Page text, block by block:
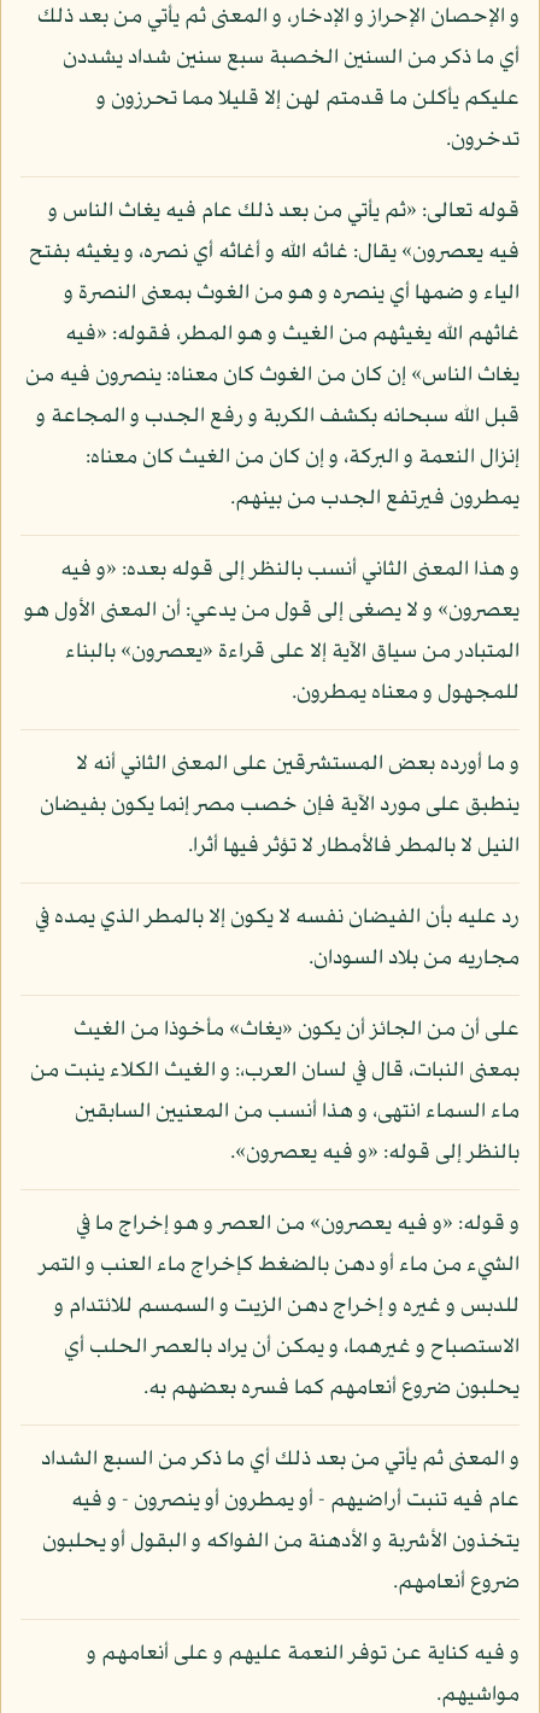
و الإحصان الإحراز و الإدخار، و المعنى ثم يأتي من بعد ذلك
أي ما ذكر من السنين الخصبة سبع سنين شداد يشددن
عليكم يأكلن ما قدمتم لهن إلا قليلا مما تحرزون و
تدخرون.
قوله تعالى: «ثم يأتي من بعد ذلك عام فيه يغاث الناس و
فيه يعصرون» يقال: غاثه الله و أغاثه أي نصره، و يغيثه بفتح
الياء و ضمها أي ينصره و هو من الغوث بمعنى النصرة و
غاثهم الله يغيثهم من الغيث و هو المطر، فقوله: «فيه
يغاث الناس» إن كان من الغوث كان معناه: ينصرون فيه من
قبل الله سبحانه بكشف الكربة و رفع الجدب و المجاعة و
إنزال النعمة و البركة، و إن كان من الغيث كان معناه:
يمطرون فيرتفع الجدب من بينهم.
و هذا المعنى الثاني أنسب بالنظر إلى قوله بعده: «و فيه
يعصرون» و لا يصغى إلى قول من يدعي: أن المعنى الأول هو
المتبادر من سياق الآية إلا على قراءة «يعصرون» بالبناء
للمجهول و معناه يمطرون.
و ما أورده بعض المستشرقين على المعنى الثاني أنه لا
ينطبق على مورد الآية فإن خصب مصر إنما يكون بفيضان
النيل لا بالمطر فالأمطار لا تؤثر فيها أثرا.
رد عليه بأن الفيضان نفسه لا يكون إلا بالمطر الذي يمده في
مجاريه من بلاد السودان.
على أن من الجائز أن يكون «يغاث» مأخوذا من الغيث
بمعنى النبات، قال في لسان العرب،: و الغيث الكلاء ينبت من
ماء السماء انتهى، و هذا أنسب من المعنيين السابقين
بالنظر إلى قوله: «و فيه يعصرون».
و قوله: «و فيه يعصرون» من العصر و هو إخراج ما في
الشيء من ماء أو دهن بالضغط كإخراج ماء العنب و التمر
للدبس و غيره و إخراج دهن الزيت و السمسم للائتدام و
الاستصباح و غيرهما، و يمكن أن يراد بالعصر الحلب أي
يحلبون ضروع أنعامهم كما فسره بعضهم به.
و المعنى ثم يأتي من بعد ذلك أي ما ذكر من السبع الشداد
عام فيه تنبت أراضيهم - أو يمطرون أو ينصرون - و فيه
يتخذون الأشربة و الأدهنة من الفواكه و البقول أو يحلبون
ضروع أنعامهم.
و فيه كناية عن توفر النعمة عليهم و على أنعامهم و
مواشيهم.